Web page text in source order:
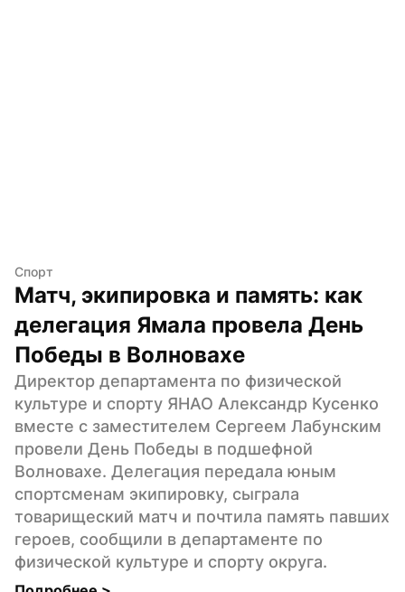
Спорт
Матч, экипировка и память: как
делегация Ямала провела День
Победы в Волновахе
Директор департамента по физической
культуре и спорту ЯНАО Александр Кусенко
вместе с заместителем Сергеем Лабунским
провели День Победы в подшефной
Волновахе. Делегация передала юным
спортсменам экипировку, сыграла
товарищеский матч и почтила память павших
героев, сообщили в департаменте по
физической культуре и спорту округа.